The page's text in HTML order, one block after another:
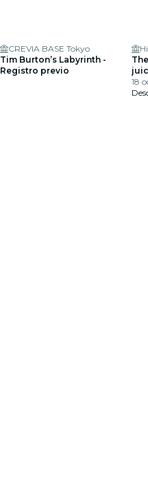
CREVIA BASE Tokyo
Tim Burton’s Labyrinth -
Registro previo
un
18